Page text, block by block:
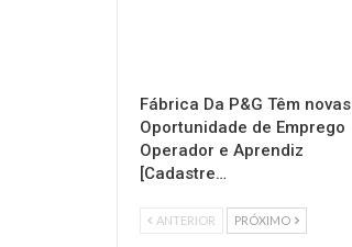
Fábrica Da P&G Têm novas
Oportunidade de Emprego
Operador e Aprendiz
[Cadastre…
ANTERIOR PRÓXIMO